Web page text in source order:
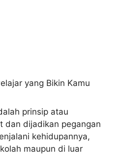
prinsip atau
dan dijadikan pegangan
kehidupannya,
maupun di luar